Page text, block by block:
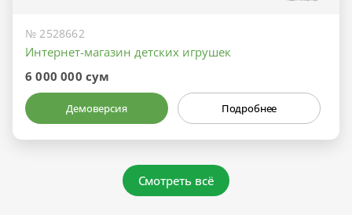
№ 2528662
Интернет-магазин детских игрушек
6 000 000 сум
Демоверсия Подробнее
Смотреть всё